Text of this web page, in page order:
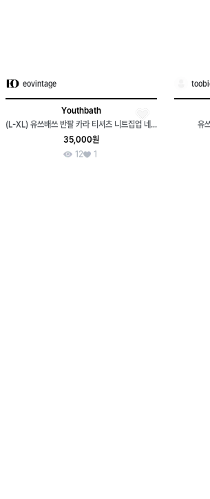
eovintage
Youthbath
(L-XL) 유쓰배쓰 반팔 카라 티셔츠 니트집업 네이비-7DE5
35,000원
12
1
유